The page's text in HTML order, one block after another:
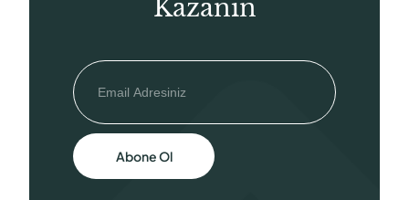
Kazanın
Abone Ol